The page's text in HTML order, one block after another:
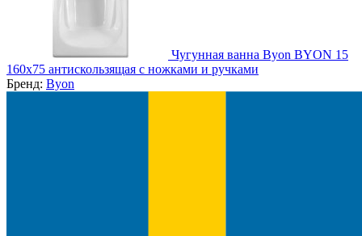
Чугунная ванна Byon BYON 15
160x75 антискользящая с ножками и ручками
Бренд: Byon